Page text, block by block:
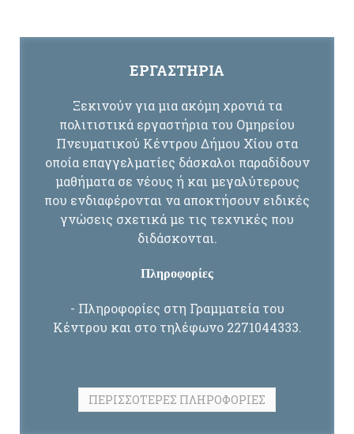
ΕΡΓΑΣΤΉΡΙΑ
Ξεκινούν για μια ακόμη χρονιά τα
πολιτιστικά εργαστήρια του Ομηρείου
Πνευματικού Κέντρου Δήμου Χίου στα
οποία επαγγελματίες δάσκαλοι παραδίδουν
μαθήματα σε νέους ή και μεγαλύτερους
που ενδιαφέρονται να αποκτήσουν ειδικές
γνώσεις σχετικά με τις τεχνικές που
διδάσκονται.
Πληροφορίες
- Πληροφορίες στη Γραμματεία του
Κέντρου και στο τηλέφωνο 2271044333.
ΠΕΡΙΣΣΌΤΕΡΕΣ ΠΛΗΡΟΦΟΡΊΕΣ